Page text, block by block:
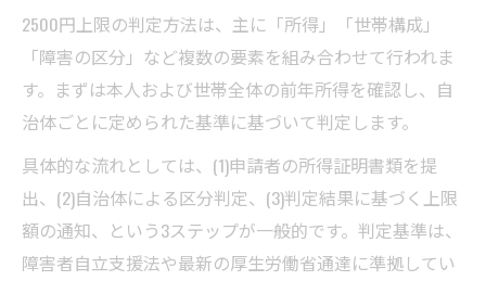
2500円上限の判定方法は、主に「所得」「世帯構成」
「障害の区分」など複数の要素を組み合わせて行われま
す。まずは本人および世帯全体の前年所得を確認し、自
治体ごとに定められた基準に基づいて判定します。
具体的な流れとしては、(1)申請者の所得証明書類を提
出、(2)自治体による区分判定、(3)判定結果に基づく上限
額の通知、という3ステップが一般的です。判定基準は、
障害者自立支援法や最新の厚生労働省通達に準拠してい